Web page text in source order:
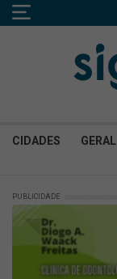
CIDADES GERAL
PUBLICIDADE